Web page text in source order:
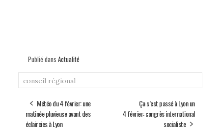
Publié dans Actualité
conseil régional
Météo du 4 février: une
matinée pluvieuse avant des
éclaircies à Lyon
Ça s’est passé à Lyon un
4 février: congrès international
socialiste